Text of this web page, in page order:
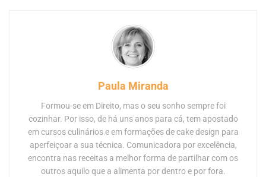
Paula Miranda
Formou-se em Direito, mas o seu sonho sempre foi
cozinhar. Por isso, de há uns anos para cá, tem apostado
em cursos culinários e em formações de cake design para
aperfeiçoar a sua técnica. Comunicadora por excelência,
encontra nas receitas a melhor forma de partilhar com os
outros aquilo que a alimenta por dentro e por fora.